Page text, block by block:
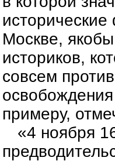
Москве,
историков,
совсем
примеру,
«4 ноября